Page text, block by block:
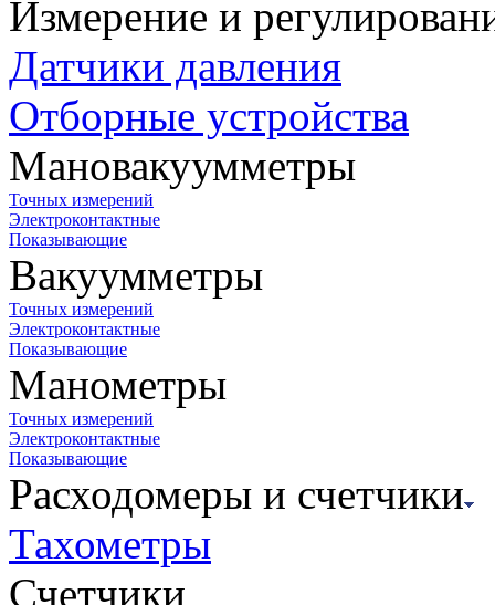
Измерение и
Датчики давления
Отборные устройства
Мановакуумметры
Точных измерений
Электроконтактные
Показывающие
Вакуумметры
Точных измерений
Электроконтактные
Показывающие
Манометры
Точных измерений
Электроконтактные
Показывающие
Расходомеры и счетчики
Тахометры
Счетчики